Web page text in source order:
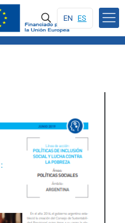
EN ES